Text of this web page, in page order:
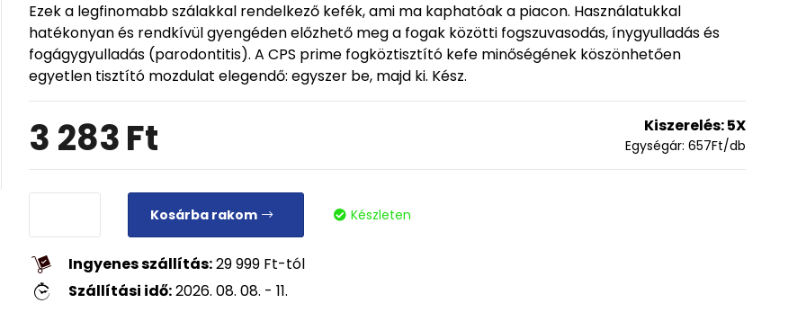
Ezek a legfinomabb szálakkal rendelkező kefék, ami ma kaphatóak a piacon. Használatukkal
hatékonyan és rendkívül gyengéden előzhető meg a fogak közötti fogszuvasodás, ínygyulladás és
fogágygyulladás (parodontitis). A CPS prime fogköztisztító kefe minőségének köszönhetően
egyetlen tisztító mozdulat elegendő: egyszer be, majd ki. Kész.
3 283Ft Kiszerelés:5X
Egységár: 657Ft/db
Kosárba rakom Készleten
Ingyenes szállítás:29 999 Ft-tól
Szállítási idő:2026. 08. 08. - 11.